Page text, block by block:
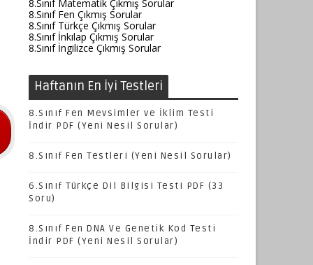
8.Sınıf Matematik Çıkmış Sorular
8.Sınıf Fen Çıkmış Sorular
8.Sınıf Türkçe Çıkmış Sorular
8.Sınıf İnkılap Çıkmış Sorular
8.Sınıf İngilizce Çıkmış Sorular
Haftanın En İyi Testleri
8.Sınıf Fen Mevsimler ve İklim Testi
İndir PDF (Yeni Nesil Sorular)
8.Sınıf Fen Testleri (Yeni Nesil Sorular)
6.Sınıf Türkçe Dil Bilgisi Testi PDF (33
Soru)
8.Sınıf Fen DNA Ve Genetik Kod Testi
İndir PDF (Yeni Nesil Sorular)